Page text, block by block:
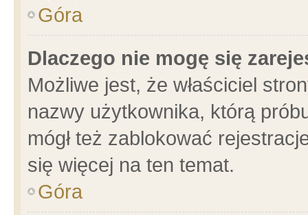
Góra
Dlaczego nie mogę się
Możliwe jest, że właściciel
nazwy użytkownika, którą
mógł też zablokować
się więcej na ten temat.
Góra